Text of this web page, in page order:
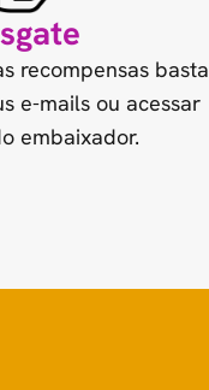
recompensas basta
e-mails ou acessar
embaixador.